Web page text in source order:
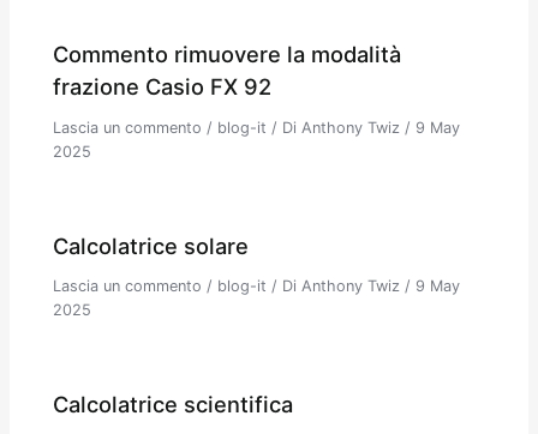
Commento rimuovere la modalità
frazione Casio FX 92
Lascia un commento / blog-it / DiAnthony Twiz/ 9 May
2025
Calcolatrice solare
Lascia un commento / blog-it / DiAnthony Twiz/ 9 May
2025
Calcolatrice scientifica